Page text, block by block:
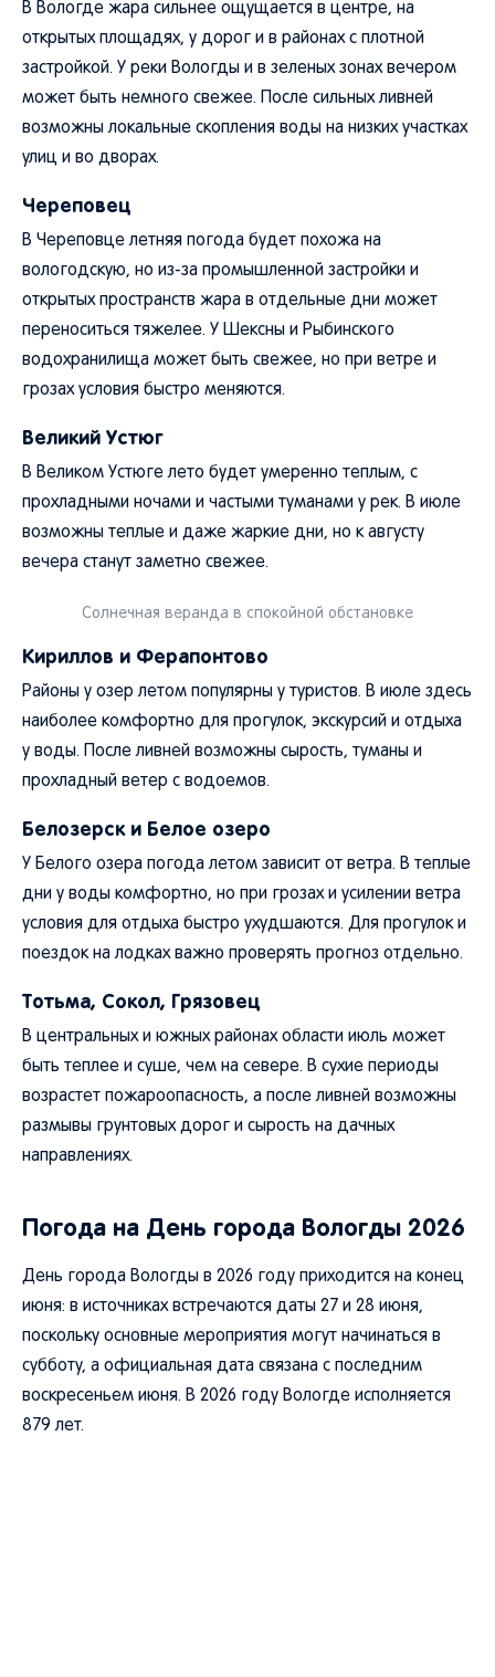
В Вологде жара сильнее ощущается в центре, на
открытых площадях, у дорог и в районах с плотной
застройкой. У реки Вологды и в зеленых зонах вечером
может быть немного свежее. После сильных ливней
возможны локальные скопления воды на низких участках
улиц и во дворах.
Череповец
В Череповце летняя погода будет похожа на
вологодскую, но из-за промышленной застройки и
открытых пространств жара в отдельные дни может
переноситься тяжелее. У Шексны и Рыбинского
водохранилища может быть свежее, но при ветре и
грозах условия быстро меняются.
Великий Устюг
В Великом Устюге лето будет умеренно теплым, с
прохладными ночами и частыми туманами у рек. В июле
возможны теплые и даже жаркие дни, но к августу
вечера станут заметно свежее.
Солнечная веранда в спокойной обстановке
Кириллов и Ферапонтово
Районы у озер летом популярны у туристов. В июле здесь
наиболее комфортно для прогулок, экскурсий и отдыха
у воды. После ливней возможны сырость, туманы и
прохладный ветер с водоемов.
Белозерск и Белое озеро
У Белого озера погода летом зависит от ветра. В теплые
дни у воды комфортно, но при грозах и усилении ветра
условия для отдыха быстро ухудшаются. Для прогулок и
поездок на лодках важно проверять прогноз отдельно.
Тотьма, Сокол, Грязовец
В центральных и южных районах области июль может
быть теплее и суше, чем на севере. В сухие периоды
возрастет пожароопасность, а после ливней возможны
размывы грунтовых дорог и сырость на дачных
направлениях.
Погода на День города Вологды 2026
День города Вологды в 2026 году приходится на конец
июня: в источниках встречаются даты 27 и 28 июня,
поскольку основные мероприятия могут начинаться в
субботу, а официальная дата связана с последним
воскресеньем июня. В 2026 году Вологде исполняется
879 лет.